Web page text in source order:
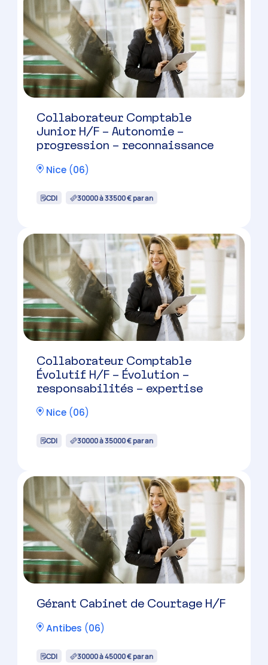
Collaborateur Comptable
Junior H/F – Autonomie –
progression – reconnaissance
Nice (06)
CDI 30000 à 33500 € par an
Collaborateur Comptable
Évolutif H/F – Évolution –
responsabilités – expertise
Nice (06)
CDI 30000 à 35000 € par an
Gérant Cabinet de Courtage H/F
Antibes (06)
CDI 30000 à 45000 € par an